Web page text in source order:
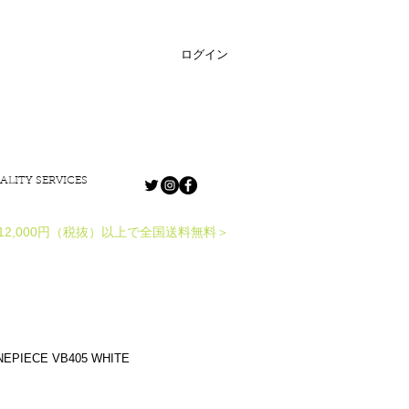
SERVICES
ログイン
VB405 WHITE
円（税抜）以上で全国送料無料＞